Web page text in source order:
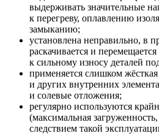
выдерживать значительные
к перегреву, оплавлению
замыканию;
установлена неправильно, в
раскачивается и
к сильному износу деталей
применяется слишком жёсткая
и других внутренних
и солевые отложения;
регулярно используются
(максимальная
следствием такой